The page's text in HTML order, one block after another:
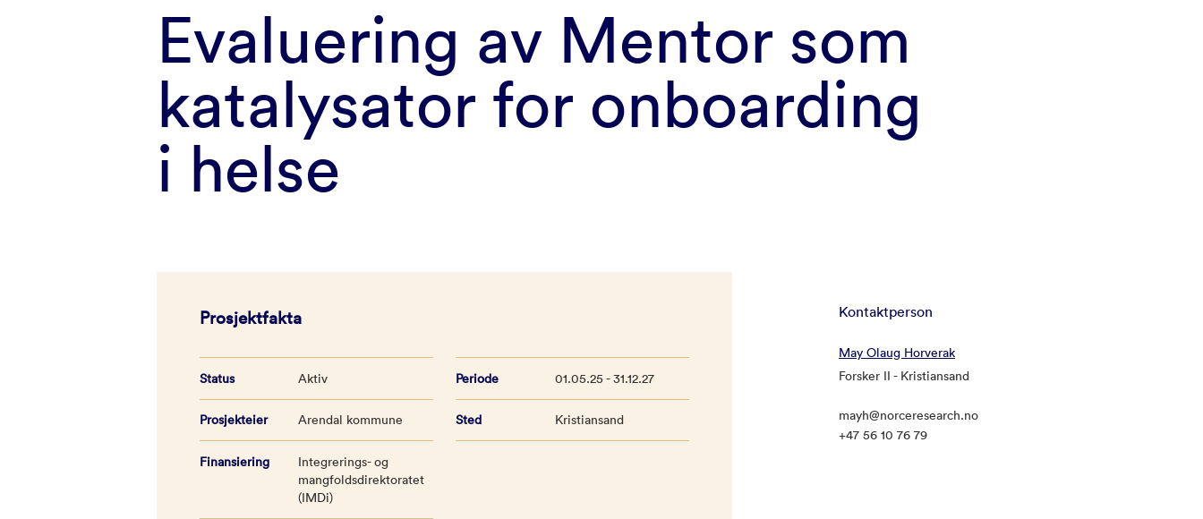
Evaluering av Mentor som
katalysator for onboarding
i helse
Prosjektfakta
Status Aktiv Periode 01.05.25 - 31.12.27
Sted Kristiansand
Prosjekteier Arendal kommune
Finansiering
Integrerings- og
mangfoldsdirektoratet
(IMDi)
Kontaktperson
May Olaug Horverak
Forsker II - Kristiansand
mayh@norceresearch.no
+47 56 10 76 79